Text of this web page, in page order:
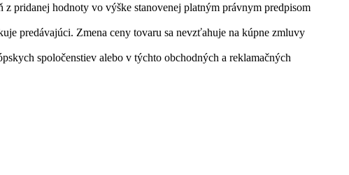
pridanej hodnoty vo výške stanovenej platným právnym predpisom
predávajúci. Zmena ceny tovaru sa nevzťahuje na kúpne zmluvy
spoločenstiev alebo v týchto obchodných a reklamačných